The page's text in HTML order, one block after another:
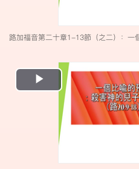
路加福音第二十章1-13節（之二）：一
Play
Video